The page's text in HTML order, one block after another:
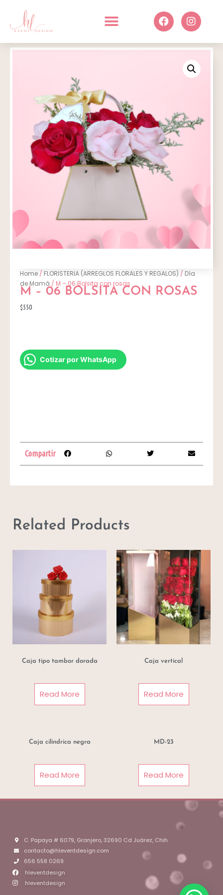
Home / FLORISTERIA (ARREGLOS FLORALES Y REGALOS) / Día
de Mamá / M – 06 Bolsita con rosas
M – 06 BOLSITA CON ROSAS
$550
Cotizar por WhatsApp
Compartir
Related Products
Caja tipo tambor dorada
Read More
Caja vertical
Read More
Caja cilíndrica negra
Read More
MD-23
Read More
C. Papaya # 6079, Granjero, 32690 Cd Juárez, Chih.
contacto@hleventdesign.com
656 558 0269
hleventdesign
hleventdesign